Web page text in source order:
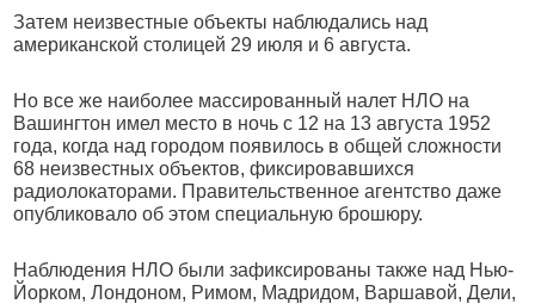
Затем неизвестные объекты наблюдались над
американской столицей 29 июля и 6 августа.
Но все же наиболее массированный налет НЛО на
Вашингтон имел место в ночь с 12 на 13 августа 1952
года, когда над городом появилось в общей сложности
68 неизвестных объектов, фиксировавшихся
радиолокаторами. Правительственное агентство даже
опубликовало об этом специальную брошюру.
Наблюдения НЛО были зафиксированы также над Нью-
Йорком, Лондоном, Римом, Мадридом, Варшавой, Дели,